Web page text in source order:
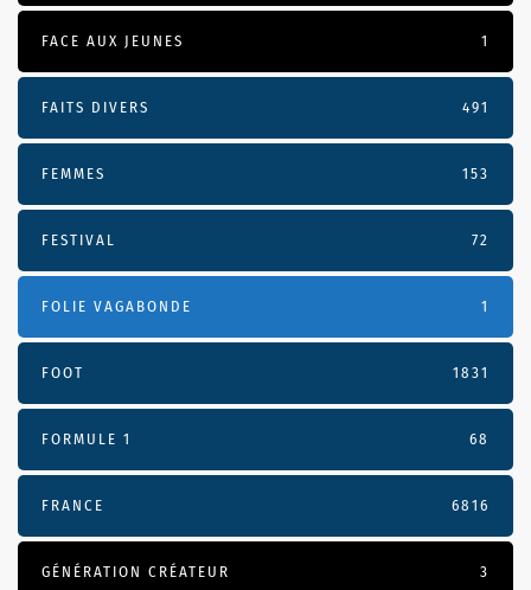
FACE AUX JEUNES 1
FAITS DIVERS 491
FEMMES 153
FESTIVAL 72
FOLIE VAGABONDE 1
FOOT 1831
FORMULE 1 68
FRANCE 6816
GÉNÉRATION CRÉATEUR 3